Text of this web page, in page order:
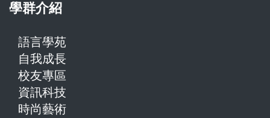
學群介紹
語言學苑
自我成長
校友專區
資訊科技
時尚藝術